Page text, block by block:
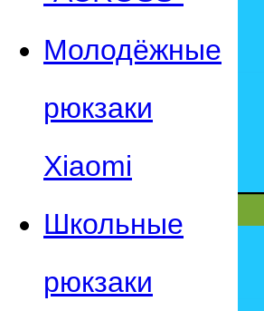
Молодёжные
рюкзаки
Xiaomi
Школьные
рюкзаки